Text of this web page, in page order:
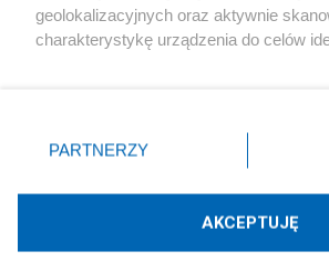
Technologię dostarcza:
geolokalizacyjnych oraz aktywnie
charakterystykę urządzenia do celów
zmienić/wycofać klikając przycisk
znajdujący się w lewym dolnym rogu
rodzaje przetwarzania danych nie
użytkownika, ale masz prawo
przetwarzaniu. Preferencje będą miały
PARTNERZY
AKCEPTUJĘ